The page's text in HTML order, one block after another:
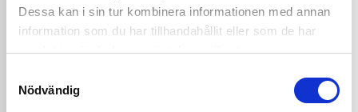
Dessa kan i sin tur kombinera informationen med annan
information som du har tillhandahållit eller som de har
samlat in när du har använt deras tjänster.
Nödvändig